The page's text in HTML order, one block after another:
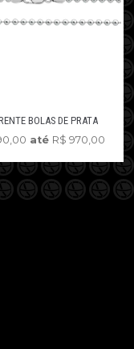
BOLAS DE PRATA
até R$ 970,00